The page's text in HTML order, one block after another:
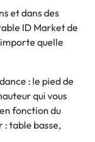
et dans des
ID Market de
quelle
: le pied de
qui vous
fonction du
: table basse,